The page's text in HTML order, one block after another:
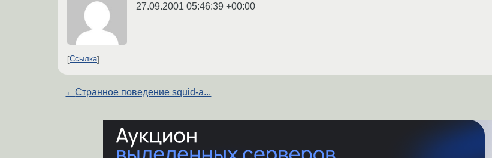
27.09.2001 05:46:39 +00:00
Ссылка
←Странное поведение squid-а...